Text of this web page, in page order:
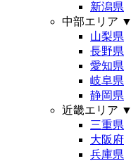
新潟県
中部エリア ▼
山梨県
長野県
愛知県
岐阜県
静岡県
近畿エリア ▼
三重県
大阪府
兵庫県